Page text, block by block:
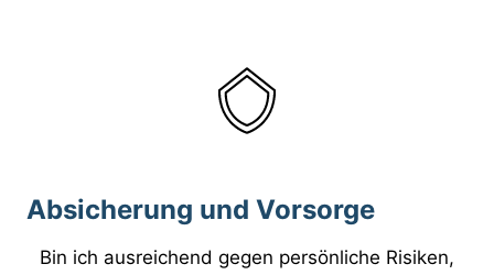
Absicherung und Vorsorge
Bin ich ausreichend gegen persönliche Risiken,